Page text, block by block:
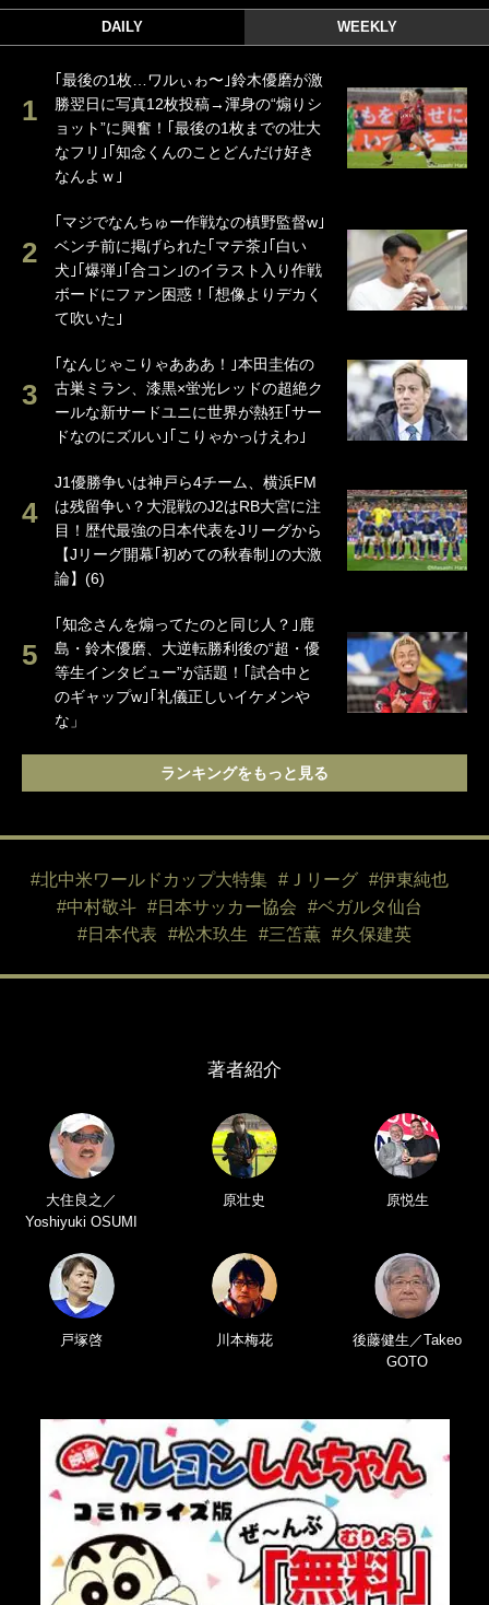
DAILY WEEKLY
｢最後の1枚…ワルぃゎ〜｣鈴木優磨が激
勝翌日に写真12枚投稿→渾身の“煽りシ
ョット”に興奮！｢最後の1枚までの壮大
なフリ｣｢知念くんのことどんだけ好き
なんよｗ｣
｢マジでなんちゅー作戦なの槙野監督w｣
ベンチ前に掲げられた｢マテ茶｣｢白い
犬｣｢爆弾｣｢合コン｣のイラスト入り作戦
ボードにファン困惑！｢想像よりデカく
て吹いた｣
｢なんじゃこりゃあああ！｣本田圭佑の
古巣ミラン、漆黒×蛍光レッドの超絶ク
ールな新サードユニに世界が熱狂｢サー
ドなのにズルい｣｢こりゃかっけえわ｣
J1優勝争いは神戸ら4チーム、横浜FM
は残留争い？大混戦のJ2はRB大宮に注
目！歴代最強の日本代表をJリーグから
【Jリーグ開幕｢初めての秋春制｣の大激
論】(6)
｢知念さんを煽ってたのと同じ人？｣鹿
島・鈴木優磨、大逆転勝利後の“超・優
等生インタビュー”が話題！｢試合中と
のギャップw｣｢礼儀正しいイケメンや
な」
ランキングをもっと見る
#北中米ワールドカップ大特集 #Ｊリーグ
#伊東純也
#中村敬斗
#日本サッカー協会
#ベガルタ仙台
#日本代表
#松木玖生 #三笘薫 #久保建英
著者紹介
大住良之／
Yoshiyuki OSUMI
原壮史 原悦生
戸塚啓 川本梅花
後藤健生／Takeo
GOTO